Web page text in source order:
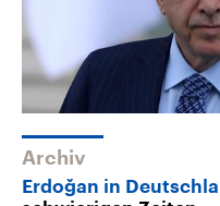
Archiv
Erdoğan in